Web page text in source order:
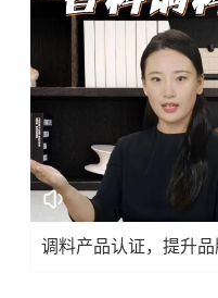
调料产品认证，提升